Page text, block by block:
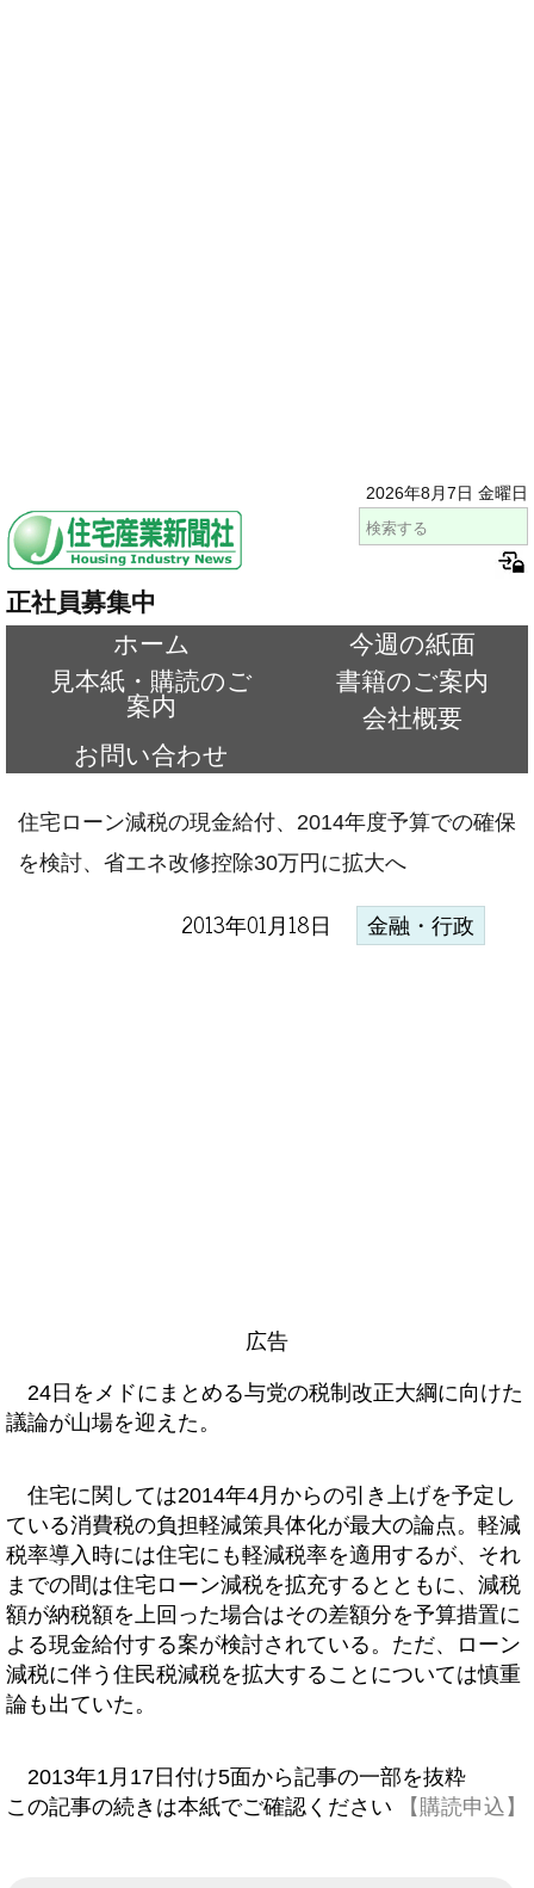
2026年8月7日 金曜日
正社員募集中
ホーム
今週の紙面
見本紙・購読のご
案内
書籍のご案内
会社概要
お問い合わせ
住宅ローン減税の現金給付、2014年度予算での確保
を検討、省エネ改修控除30万円に拡大へ
2013年01月18日 金融・行政
広告
24日をメドにまとめる与党の税制改正大綱に向けた
議論が山場を迎えた。
住宅に関しては2014年4月からの引き上げを予定し
ている消費税の負担軽減策具体化が最大の論点。軽減
税率導入時には住宅にも軽減税率を適用するが、それ
までの間は住宅ローン減税を拡充するとともに、減税
額が納税額を上回った場合はその差額分を予算措置に
よる現金給付する案が検討されている。ただ、ローン
減税に伴う住民税減税を拡大することについては慎重
論も出ていた。
2013年1月17日付け5面から記事の一部を抜粋
この記事の続きは本紙でご確認ください
【購読申込】